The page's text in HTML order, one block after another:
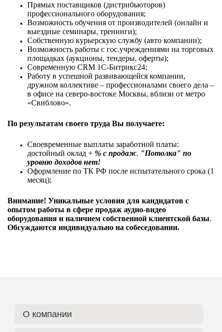
Прямых поставщиков (дистрибьюторов)
профессионального оборудования;
Возможность обучения от производителей (онлайн и
выездные семинары, тренинги);
Собственную курьерскую службу (авто компании);
Возможность работы с гос.учреждениями на торговых
площадках (аукционы, тендеры, оферты);
Современную CRM 1С-Битрикс24;
Работу в успешной развивающейся компании,
дружном коллективе – профессионалами своего дела –
в офисе на северо-востоке Москвы, вблизи от метро
«Свиблово».
По результатам своего труда Вы получаете:
Своевременные выплаты заработной платы:
достойный оклад + % с продаж. "Потолка" по
уровню доходов нет!
Оформление по ТК РФ после испытательного срока (1
месяц);
Внимание! Уникальные условия для кандидатов с
опытом работы в сфере продаж аудио-видео
оборудования и наличием собственной клиентской базы.
Обсуждаются индивидуально на собеседовании.
О компании